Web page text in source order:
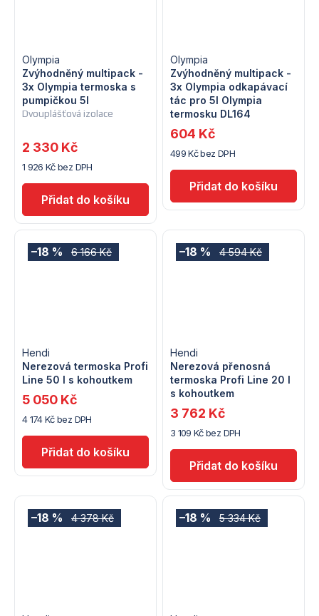
Dvouplášťová izolace
Zvýhodněný multipack -
3x Olympia termoska s
pumpičkou 5l
Olympia
1 926 Kč bez DPH
2 330 Kč
Zvýhodněný multipack -
3x Olympia odkapávací
tác pro 5l Olympia
termosku DL164
Olympia
499 Kč bez DPH
604 Kč
6 166 Kč
–18 %
Nerezová termoska Profi
Line 50 l s kohoutkem
Hendi
4 174 Kč bez DPH
5 050 Kč
4 594 Kč
–18 %
Nerezová přenosná
termoska Profi Line 20 l
s kohoutkem
Hendi
3 109 Kč bez DPH
3 762 Kč
4 378 Kč
–18 % 5 334 Kč
–18 %